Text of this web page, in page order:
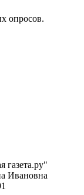
опросов.
газета.ру"
Ивановна